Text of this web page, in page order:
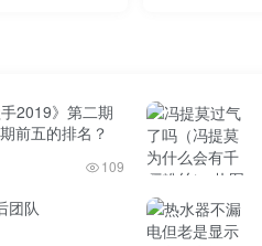
2019》第二期
前五的排名？
109
团队